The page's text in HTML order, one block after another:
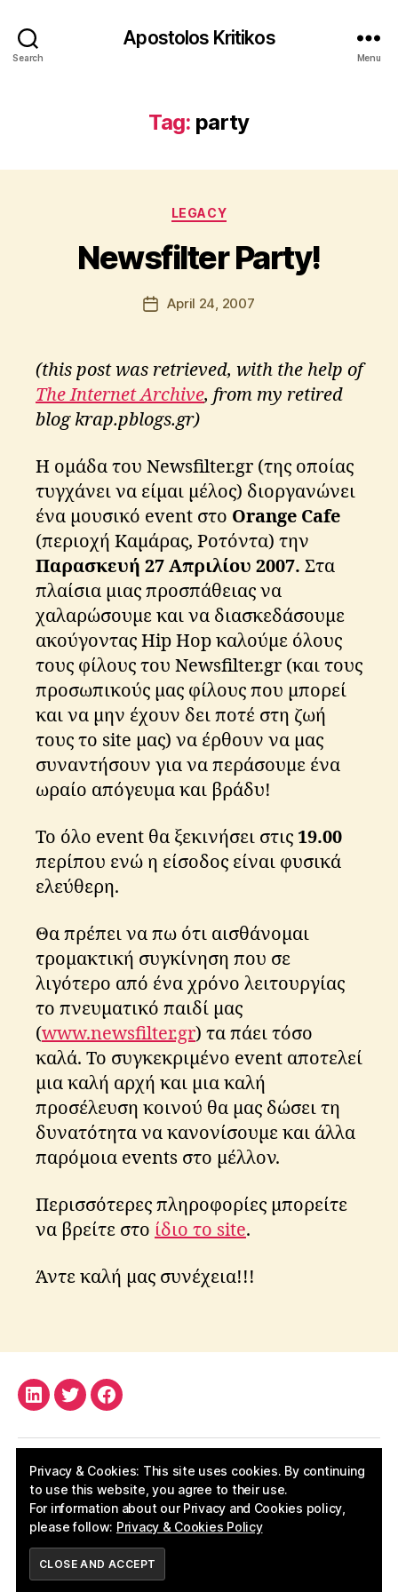
Search
Apostolos Kritikos
Menu
Tag: party
Categories
LEGACY
Newsfilter Party!
Post
author
B
o
o
ri
ti
PostApril 24, 2007
(this post was retrieved, with the help of
The Internet Archive, from my retired
blog krap.pblogs.gr)
Η ομάδα του Newsfilter.gr (της οποίας
τυγχάνει να είμαι μέλος) διοργανώνει
ένα μουσικό event στο Orange Cafe
(περιοχή Καμάρας, Ροτόντα) την
Παρασκευή 27 Απριλίου 2007. Στα
πλαίσια μιας προσπάθειας να
χαλαρώσουμε και να διασκεδάσουμε
ακούγοντας Hip Hop καλούμε όλους
τους φίλους του Newsfilter.gr (και τους
προσωπικούς μας φίλους που μπορεί
και να μην έχουν δει ποτέ στη ζωή
τους το site μας) να έρθουν να μας
συναντήσουν για να περάσουμε ένα
ωραίο απόγευμα και βράδυ!
Το όλο event θα ξεκινήσει στις 19.00
περίπου ενώ η είσοδος είναι φυσικά
ελεύθερη.
Θα πρέπει να πω ότι αισθάνομαι
τρομακτική συγκίνηση που σε
λιγότερο από ένα χρόνο λειτουργίας
το πνευματικό παιδί μας
(www.newsfilter.gr) τα πάει τόσο
καλά. Το συγκεκριμένο event αποτελεί
μια καλή αρχή και μια καλή
προσέλευση κοινού θα μας δώσει τη
δυνατότητα να κανονίσουμε και άλλα
παρόμοια events στο μέλλον.
Περισσότερες πληροφορίες μπορείτε
να βρείτε στο ίδιο το site.
Άντε καλή μας συνέχεια!!!
n
e
s
fi
a
rt
LinkedIn
TwitterFacebook
© 2026Apostolos Kritikos
./privacy_policy
Privacy & Cookies: This site uses cookies. By continuing
to use this website, you agree to their use.
For information about our Privacy and Cookies policy,
please follow: Privacy & Cookies Policy